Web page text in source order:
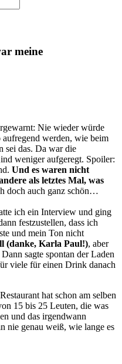
meine
Nie wieder würde
aufregend werden, wie beim
sei das. Da war die
weniger aufgeregt. Spoiler:
Und es waren nicht
als letztes Mal, was
doch auch ganz schön…
ich ein Interview und ging
festzustellen, dass ich
und mein Ton nicht
(danke, Karla Paul!), aber
sagte spontan der Laden
viele für einen Drink danach
hat schon am selben
15 bis 25 Leuten, die was
und das irgendwann
nie genau weiß, wie lange es